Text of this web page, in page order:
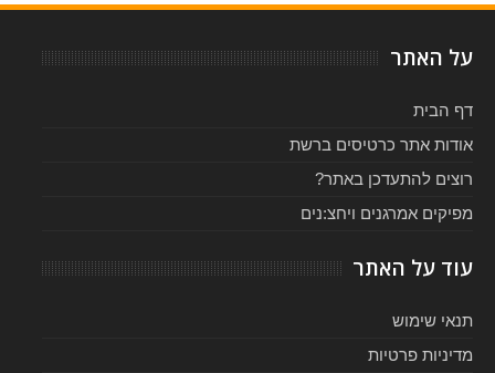
על האתר
דף הבית
אודות אתר כרטיסים ברשת
רוצים להתעדכן באתר?
מפיקים אמרגנים ויחצ:נים
עוד על האתר
תנאי שימוש
מדיניות פרטיות